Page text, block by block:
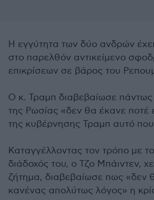
Η εγγύτητα των δύο ανδρών
στο παρελθόν αντικείμενο
επικρίσεων σε βάρος του
Ο κ. Τραμπ διαβεβαίωσε πάντως
της Ρωσίας «δεν θα έκανε ποτέ
της κυβέρνησης Τραμπ αυτό
Καταγγέλλοντας τον τρόπο με
διάδοχός του, ο Τζο Μπάιντεν,
ζήτημα, διαβεβαίωσε πως «δεν
κανένας απολύτως λόγος» η